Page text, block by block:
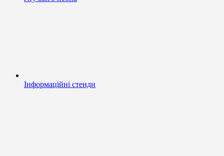
Інформаційні стенди